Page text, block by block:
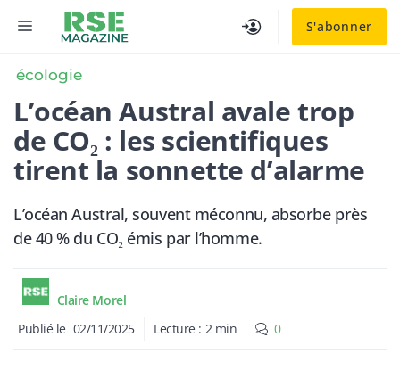
S'abonner
MENU
écologie
L’océan Austral avale trop
de CO₂ : les scientifiques
tirent la sonnette d’alarme
L’océan Austral, souvent méconnu, absorbe près
de 40 % du CO₂ émis par l’homme.
Claire Morel
Publié le 02/11/2025 Lecture : 2 min 0